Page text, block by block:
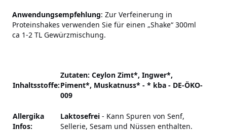
Anwendungsempfehlung: Zur Verfeinerung in
Proteinshakes verwenden Sie für einen „Shake“ 300ml
ca 1-2 TL Gewürzmischung.
Inhaltsstoffe:
Zutaten: Ceylon Zimt*, Ingwer*,
Piment*, Muskatnuss* - * kba - DE-ÖKO-
009
Allergika
Infos:
Laktosefrei - Kann Spuren von Senf,
Sellerie, Sesam und Nüssen enthalten.